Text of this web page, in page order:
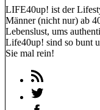
LIFE40up! ist der
Männer (nicht nur) ab
Lebenslust, ums
Life40up! sind so bunt
Sie mal rein!